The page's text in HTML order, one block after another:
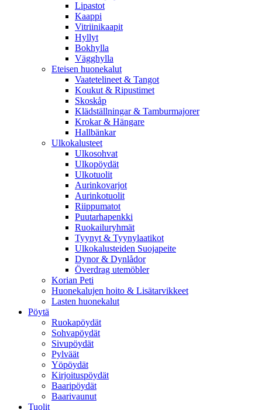
Lipastot
Kaappi
Vitriinikaapit
Hyllyt
Bokhylla
Vägghylla
Eteisen huonekalut
Vaatetelineet & Tangot
Koukut & Ripustimet
Skoskåp
Klädställningar & Tamburmajorer
Krokar & Hängare
Hallbänkar
Ulkokalusteet
Ulkosohvat
Ulkopöydät
Ulkotuolit
Aurinkovarjot
Aurinkotuolit
Riippumatot
Puutarhapenkki
Ruokailuryhmät
Tyynyt & Tyynylaatikot
Ulkokalusteiden Suojapeite
Dynor & Dynlådor
Överdrag utemöbler
Korian Peti
Huonekalujen hoito & Lisätarvikkeet
Lasten huonekalut
Pöytä
Ruokapöydät
Sohvapöydät
Sivupöydät
Pylväät
Yöpöydät
Kirjoituspöydät
Baaripöydät
Baarivaunut
Tuolit